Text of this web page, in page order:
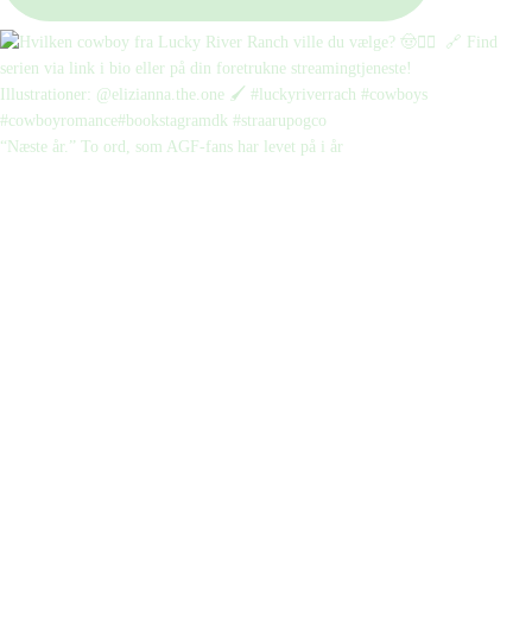
“Næste år.” To ord, som AGF-fans har levet på i år